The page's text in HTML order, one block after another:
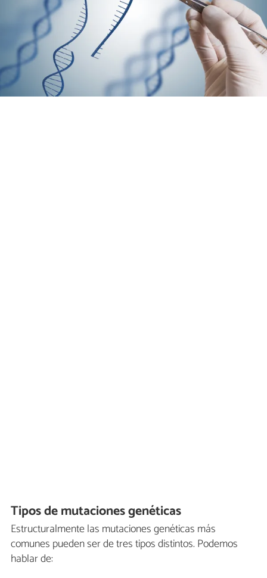
Tipos de mutaciones genéticas
Estructuralmente las mutaciones genéticas más
comunes pueden ser de tres tipos distintos. Podemos
hablar de: